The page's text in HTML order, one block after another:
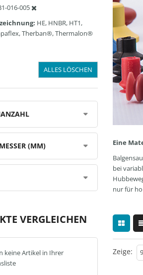
016-005
HE, HNBR, HT1,
Therban®, Thermalon®
ALLES LÖSCHEN
(MM)
VERGLEICHEN
keine Artikel in Ihrer
Eine
bei
nur für
Zeige: